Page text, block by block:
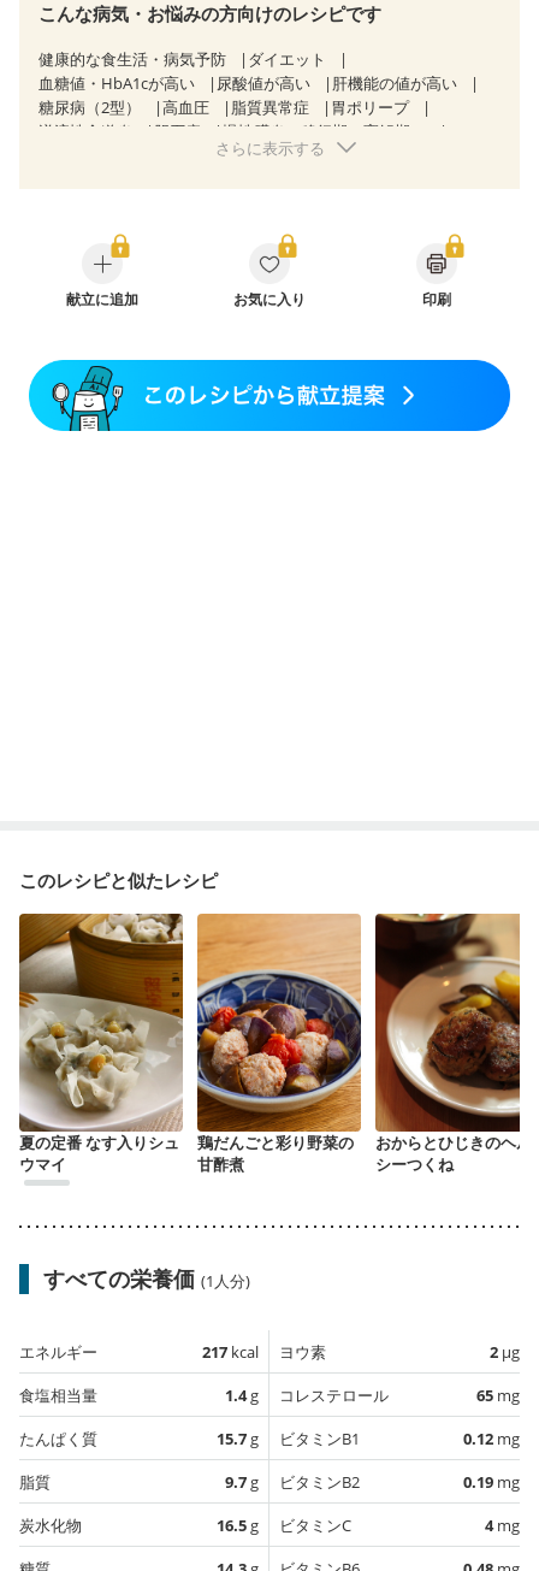
こんな病気・お悩みの方向けのレシピです
健康的な食生活・病気予防
ダイエット
血糖値・HbA1cが高い
尿酸値が高い
肝機能の値が高い
糖尿病（2型）
高血圧 脂質異常症
胃ポリープ
逆流性食道炎
胆石症
慢性膵炎（移行期・寛解期）
潰瘍性大腸炎（寛解期）
乳がん治療を終えた方・経過観察中の方など
大腸がん治療を終えた方・経過観察中の方
大腸がん（抗がん剤治療中）
大腸がん（放射線治療中）
妊婦健診・血圧が気になる（初期）
妊婦健診・血糖値が気になる（初期）
妊娠高血圧(中期)
妊娠糖尿病(初期)
さらに表示する
献立に追加 お気に入り 印刷
このレシピと似たレシピ
夏の定番 なす入りシュ
ウマイ
鶏だんごと彩り野菜の
甘酢煮
おからとひじきのヘル
シーつくね
すべての栄養価 (1人分)
エネルギー 217 kcal
食塩相当量
1.4g
たんぱく質
15.7g
脂質
9.7g
炭水化物
16.5g
ヨウ素 2 µg
コレステロール
65 mg
ビタミンB1
0.12 mg
ビタミンB2
0.19 mg
ビタミンC
4mg